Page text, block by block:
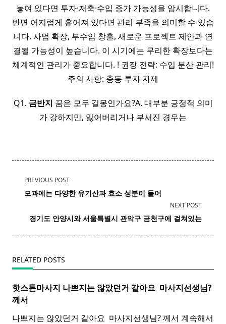
놓여 있다면 투자·저축·수입 증가 가능성을 암시합니다.
반면 어지럽게 흩어져 있다면 관리 부족을 의미할 수 있습
니다. 사업 확장, 부수입 창출, 새로운 프로젝트 제안과 연
결될 가능성이 높습니다. 이 시기에는 무리한 확장보다는
체계적인 관리가 중요합니다. ! 권장 전략: 수입 분산 관리!
주의 사항: 충동 투자 자제
Q1. 금반지 꿈은 모두 길몽인가요?A. 대부분 긍정적 의미
가 강하지만, 잃어버리거나 부서진 경우는
<span
class="nav-
screen-
text">Page</span>
PREVIOUS POST
모과에는 다양한 유기산과 효소 성분이 들어
NEXT POST
경기도 안양시와 서울특별시 관악구 금천구에 걸쳐있는
RELATED POSTS
핫스톤마사지 나쁘지는 않았던거 같아요 ​ 마사지선생님?
께서
나쁘지는 않았던거 같아요 ​ 마사지선생님? 께서 계속해서